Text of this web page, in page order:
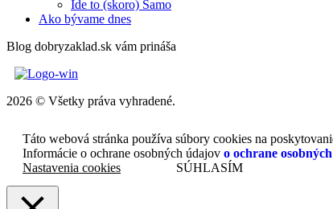
Ide to (skoro) Samo
Ako bývame dnes
Blog dobryzaklad.sk vám prináša
2026 © Všetky práva vyhradené.
Táto webová stránka používa súbory cookies na
Informácie o ochrane osobných údajov o ochrane
Nastavenia cookies
SÚHLASÍM